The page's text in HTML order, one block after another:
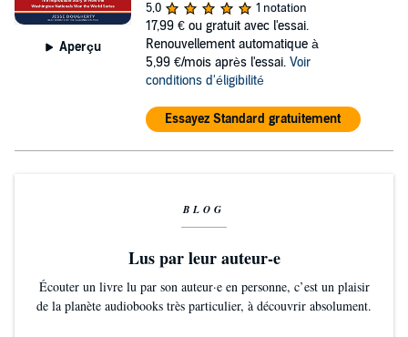
Aperçu
5,0
1 notation
17,99 € ou gratuit avec l'essai.
Renouvellement automatique à
5,99 €/mois après l'essai. Voir
conditions d'éligibilité
Essayez Standard gratuitement
BLOG
Lus par leur auteur-e
Écouter un livre lu par son auteur·e en personne, c’est un plaisir
de la planète audiobooks très particulier, à découvrir absolument.